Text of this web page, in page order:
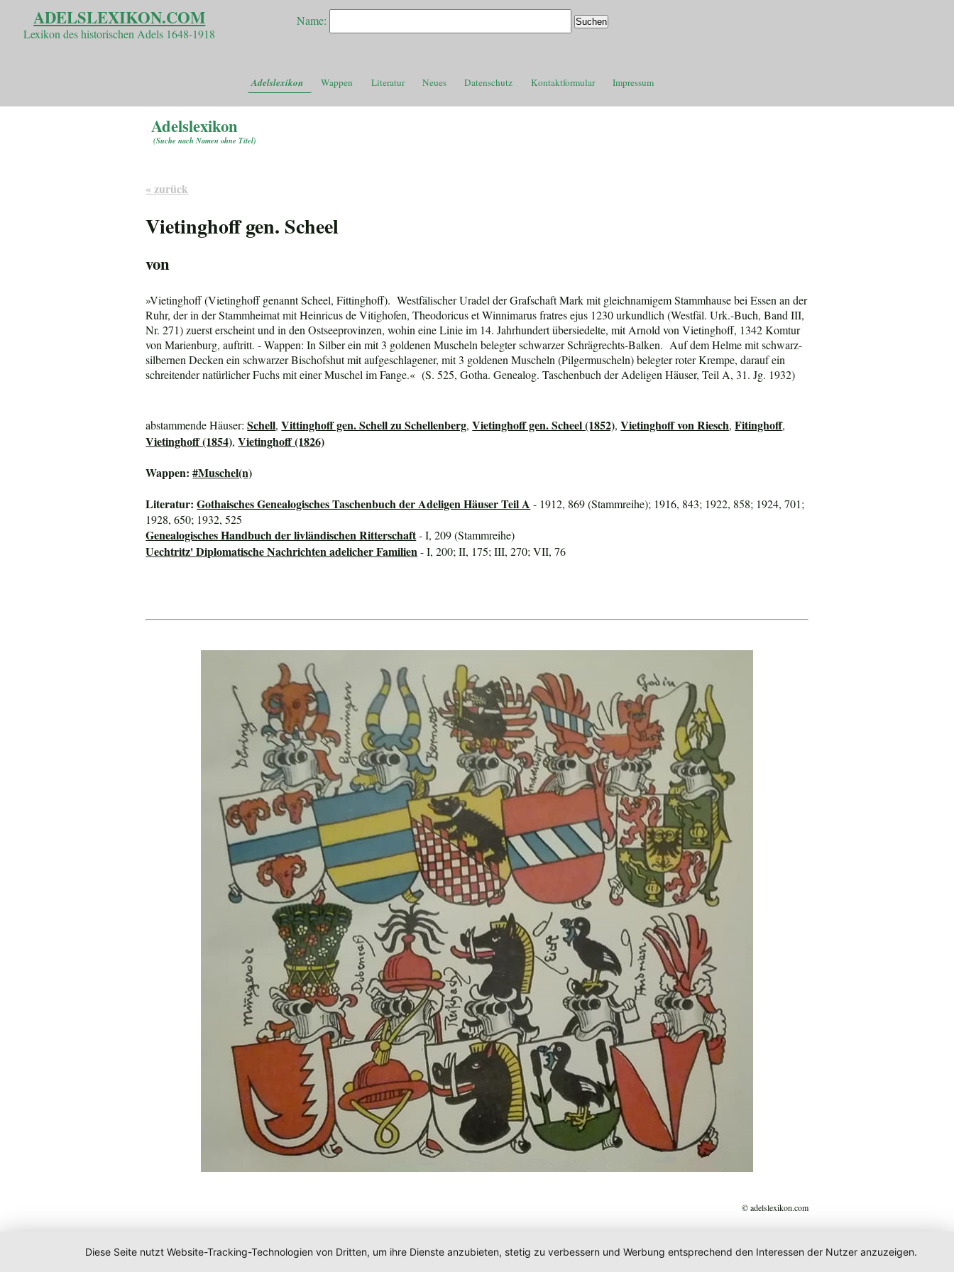
ADELSLEXIKON.COM
Lexikon des historischen Adels 1648-1918
Name:
Adelslexikon Wappen Literatur Neues Datenschutz Kontaktformular Impressum
Adelslexikon
(Suche nach Namen ohne Titel)
« zurück
Vietinghoff gen. Scheel
von
»Vietinghoff (Vietinghoff genannt Scheel, Fittinghoff). Westfälischer Uradel der Grafschaft Mark mit gleichnamigem Stammhause bei Essen an der
Ruhr, der in der Stammheimat mit Heinricus de Vitighofen, Theodoricus et Winnimarus fratres ejus 1230 urkundlich (Westfäl. Urk.-Buch, Band III,
Nr. 271) zuerst erscheint und in den Ostseeprovinzen, wohin eine Linie im 14. Jahrhundert übersiedelte, mit Arnold von Vietinghoff, 1342 Komtur
von Marienburg, auftritt. - Wappen: In Silber ein mit 3 goldenen Muscheln belegter schwarzer Schrägrechts-Balken. Auf dem Helme mit schwarz-
silbernen Decken ein schwarzer Bischofshut mit aufgeschlagener, mit 3 goldenen Muscheln (Pilgermuscheln) belegter roter Krempe, darauf ein
schreitender natürlicher Fuchs mit einer Muschel im Fange.« (S. 525, Gotha. Genealog. Taschenbuch der Adeligen Häuser, Teil A, 31. Jg. 1932)
abstammende Häuser:Schell,Vittinghoff gen. Schell zu Schellenberg,Vietinghoff gen. Scheel (1852),Vietinghoff von Riesch,Fitinghoff,
Vietinghoff (1854),Vietinghoff (1826)
Wappen:#Muschel(n)
Literatur:Gothaisches Genealogisches Taschenbuch der Adeligen Häuser Teil A - 1912, 869 (Stammreihe); 1916, 843; 1922, 858; 1924, 701;
1928, 650; 1932, 525
Genealogisches Handbuch der livländischen Ritterschaft- I, 209 (Stammreihe)
Uechtritz' Diplomatische Nachrichten adelicher Familien - I, 200; II, 175; III, 270; VII, 76
© adelslexikon.com
Diese Seite nutzt Website-Tracking-Technologien von Dritten, um ihre Dienste anzubieten, stetig zu verbessern und Werbung entsprechend den Interessen der Nutzer anzuzeigen.